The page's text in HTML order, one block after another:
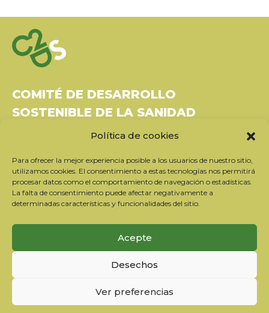
Política de cookies
Para ofrecer la mejor experiencia posible a los usuarios de nuestro sitio,
utilizamos cookies. El consentimiento a estas tecnologías nos permitirá
procesar datos como el comportamiento de navegación o estadísticas.
La falta de consentimiento puede afectar negativamente a
determinadas características y funcionalidades del sitio.
Acepte
Desechos
Ver preferencias
COMITÉ DE DESARROLLO
SOSTENIBLE DE LA SANIDAD
Bâtiment Le Rubixco, 1 rue Bernard Maris
Tel: 06 26 49 36 81 -
contact@c2ds.eu
TwitterLinkedIn
Youtube
Suscríbase a nuestro boletín
Nuestros socios
Contactar con el equipo
Información jurídica
Política de privacidad